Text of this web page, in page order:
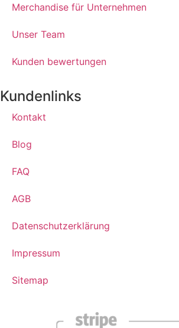
Merchandise für Unternehmen
Unser Team
Kunden bewertungen
Kundenlinks
Kontakt
Blog
FAQ
AGB
Datenschutzerklärung
Impressum
Sitemap